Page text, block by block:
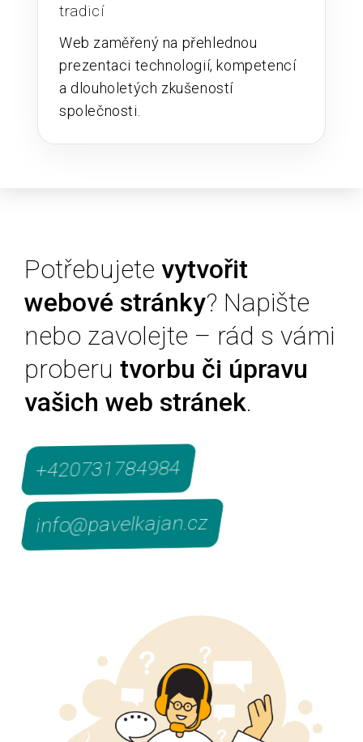
tradicí
Web zaměřený na přehlednou
prezentaci technologií, kompetencí
a dlouholetých zkušeností
společnosti.
Potřebujete vytvořit
webové stránky? Napište
nebo zavolejte – rád s vámi
proberu tvorbu či úpravu
vašich web stránek.
+420731784984
info@pavelkajan.cz